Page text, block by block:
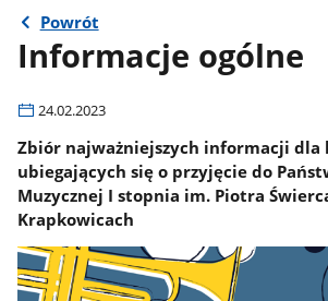
Powrót
Informacje ogólne
24.02.2023
Zbiór najważniejszych informacji dla
ubiegających się o przyjęcie do
Muzycznej I stopnia im. Piotra
Krapkowicach